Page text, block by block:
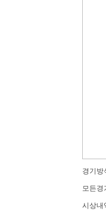
경기방
모든경
시상내